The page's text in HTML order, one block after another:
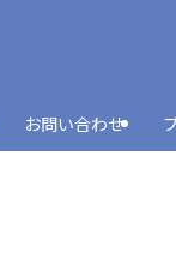
お問い合わせ